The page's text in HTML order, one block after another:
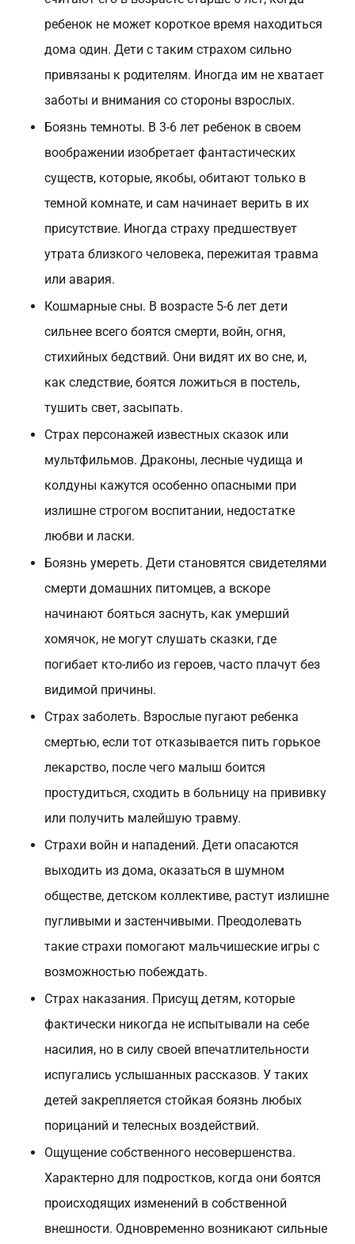
ребенок не может короткое время находиться
дома один. Дети с таким страхом сильно
привязаны к родителям. Иногда им не хватает
заботы и внимания со стороны взрослых.
Боязнь темноты. В 3-6 лет ребенок в своем
воображении изобретает фантастических
существ, которые, якобы, обитают только в
темной комнате, и сам начинает верить в их
присутствие. Иногда страху предшествует
утрата близкого человека, пережитая травма
или авария.
Кошмарные сны. В возрасте 5-6 лет дети
сильнее всего боятся смерти, войн, огня,
стихийных бедствий. Они видят их во сне, и,
как следствие, боятся ложиться в постель,
тушить свет, засыпать.
Страх персонажей известных сказок или
мультфильмов. Драконы, лесные чудища и
колдуны кажутся особенно опасными при
излишне строгом воспитании, недостатке
любви и ласки.
Боязнь умереть. Дети становятся свидетелями
смерти домашних питомцев, а вскоре
начинают бояться заснуть, как умерший
хомячок, не могут слушать сказки, где
погибает кто-либо из героев, часто плачут без
видимой причины.
Страх заболеть. Взрослые пугают ребенка
смертью, если тот отказывается пить горькое
лекарство, после чего малыш боится
простудиться, сходить в больницу на прививку
или получить малейшую травму.
Страхи войн и нападений. Дети опасаются
выходить из дома, оказаться в шумном
обществе, детском коллективе, растут излишне
пугливыми и застенчивыми. Преодолевать
такие страхи помогают мальчишеские игры с
возможностью побеждать.
Страх наказания. Присущ детям, которые
фактически никогда не испытывали на себе
насилия, но в силу своей впечатлительности
испугались услышанных рассказов. У таких
детей закрепляется стойкая боязнь любых
порицаний и телесных воздействий.
Ощущение собственного несовершенства.
Характерно для подростков, когда они боятся
происходящих изменений в собственной
внешности. Одновременно возникают сильные